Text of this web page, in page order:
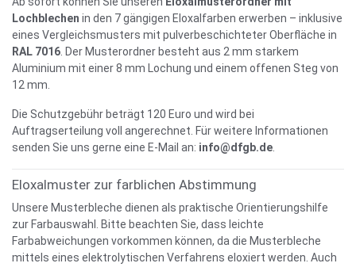
Lochblechen in den 7 gängigen Eloxalfarben erwerben – inklusive
eines Vergleichsmusters mit pulverbeschichteter Oberfläche in
RAL 7016 . Der Musterordner besteht aus 2 mm starkem
Aluminium mit einer 8 mm Lochung und einem offenen Steg von
12 mm.
Die Schutzgebühr beträgt 120 Euro und wird bei
Auftragserteilung voll angerechnet. Für weitere Informationen
senden Sie uns gerne eine E-Mail an: info@dfgb.de
Eloxalmuster zur farblichen Abstimmung
Unsere Musterbleche dienen als praktische Orientierungshilfe
zur Farbauswahl. Bitte beachten Sie, dass leichte
Farbabweichungen vorkommen können, da die Musterbleche
mittels eines elektrolytischen Verfahrens eloxiert werden. Auch